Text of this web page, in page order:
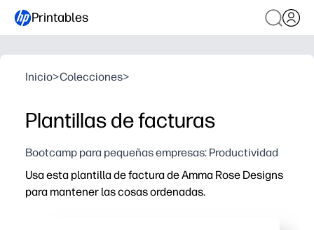
Printables
Inicio>Colecciones>
Plantillas de facturas
Bootcamp para pequeñas empresas: Productividad
Usa esta plantilla de factura de Amma Rose Designs
para mantener las cosas ordenadas.